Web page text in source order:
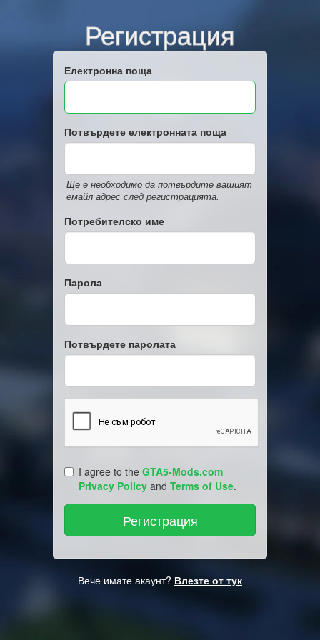
Регистрация
Електронна поща
Потвърдете електронната поща
Ще е необходимо да потвърдите вашият
емайл адрес след регистрацията.
Потребителско име
Парола
Потвърдете паролата
I agree to the GTA5-Mods.com
Privacy Policy and Terms of Use.
Вече имате акаунт? Влезте от тук